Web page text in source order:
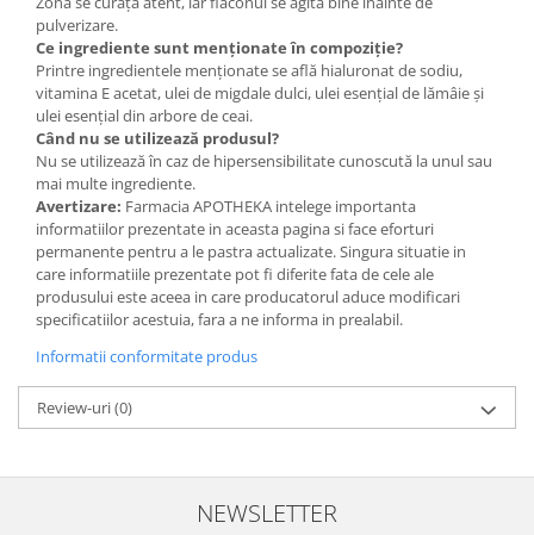
pulverizare.
Ce ingrediente sunt menționate în compoziție?
Printre ingredientele menționate se află hialuronat de sodiu,
vitamina E acetat, ulei de migdale dulci, ulei esențial de lămâie și
ulei esențial din arbore de ceai.
Când nu se utilizează produsul?
Nu se utilizează în caz de hipersensibilitate cunoscută la unul sau
mai multe ingrediente.
Avertizare: Farmacia APOTHEKA intelege importanta
informatiilor prezentate in aceasta pagina si face eforturi
permanente pentru a le pastra actualizate. Singura situatie in
care informatiile prezentate pot fi diferite fata de cele ale
produsului este aceea in care producatorul aduce modificari
specificatiilor acestuia, fara a ne informa in prealabil.
Informatii conformitate produs
Review-uri(0)
NEWSLETTER